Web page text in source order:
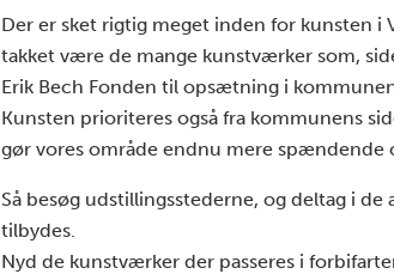
Der er sket rigtig meget inden for kunsten i
takket være de mange kunstværker som,
Erik Bech Fonden til opsætning i
Kunsten prioriteres også fra kommunens
gør vores område endnu mere spændende
Så besøg udstillingsstederne, og deltag i
tilbydes.
Nyd de kunstværker der passeres i